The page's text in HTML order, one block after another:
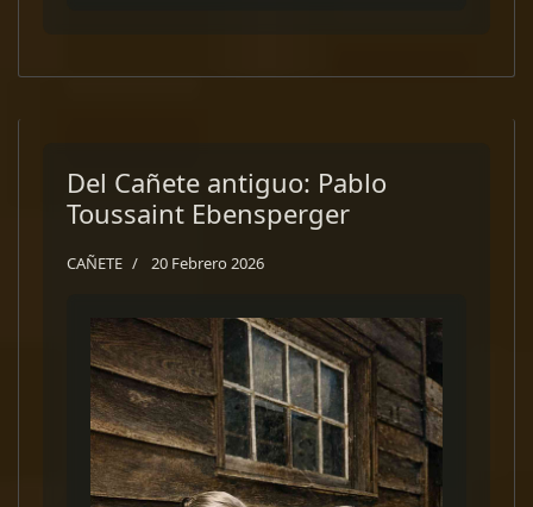
Del Cañete antiguo: Pablo
Toussaint Ebensperger
CAÑETE 20 Febrero 2026